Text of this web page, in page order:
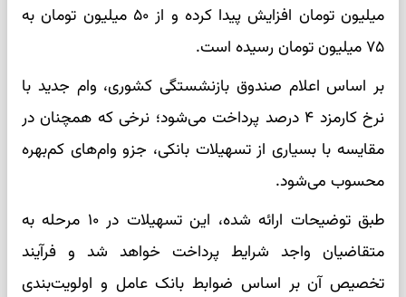
میلیون تومان افزایش پیدا کرده و از ۵۰ میلیون تومان به
۷۵ میلیون تومان رسیده است.
بر اساس اعلام صندوق بازنشستگی کشوری، وام جدید با
نرخ کارمزد ۴ درصد پرداخت می‌شود؛ نرخی که همچنان در
مقایسه با بسیاری از تسهیلات بانکی، جزو وام‌های کم‌بهره
محسوب می‌شود.
طبق توضیحات ارائه شده، این تسهیلات در ۱۰ مرحله به
متقاضیان واجد شرایط پرداخت خواهد شد و فرآیند
تخصیص آن بر اساس ضوابط بانک عامل و اولویت‌بندی